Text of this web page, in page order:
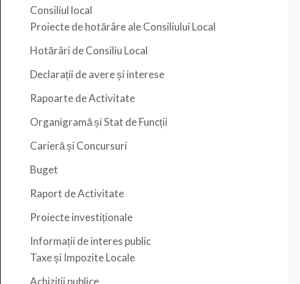
Consiliul local
Proiecte de hotărâre ale Consiliului Local
Hotărâri de Consiliu Local
Declarații de avere și interese
Rapoarte de Activitate
Organigramă și Stat de Funcții
Carieră și Concursuri
Buget
Raport de Activitate
Proiecte investiționale
Informații de interes public
Taxe și Impozite Locale
Achiziții publice